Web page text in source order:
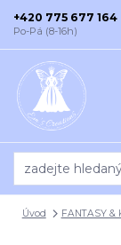
+420 775 677 164
Po-Pá (8-16h)
Úvod FANTASY &